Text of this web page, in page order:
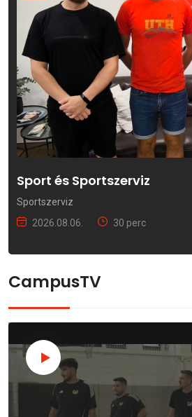
Sport és Sportszerviz
Sportszerviz
2026.08.06.
30 perc
CampusTV